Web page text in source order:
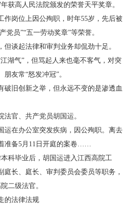
获高人民法院颁发的荣誉天平奖章。
作岗位上因公殉职，时年55岁，先后被
党员”“五一劳动奖章”等荣誉。
谈起法律和审判业务却侃劲十足。
气”，但骂起人来也毫不客气，对突
友常“怒发冲冠”。
旧创新之举，但永远不变的是渗透血
官、共产党员胡国运。
在办公室突发疾病，因公殉职。离去
准备5月11日开庭的案卷……
科毕业后，胡国运进入江西高院工
庭长、庭长、审判委员会委员等职务，
二级法官。
法律法规